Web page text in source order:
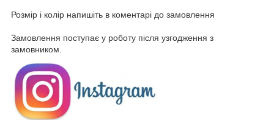
Розмір і колір напишіть в коментарі до замовлення
Замовлення поступає у роботу після узгодження з
замовником.